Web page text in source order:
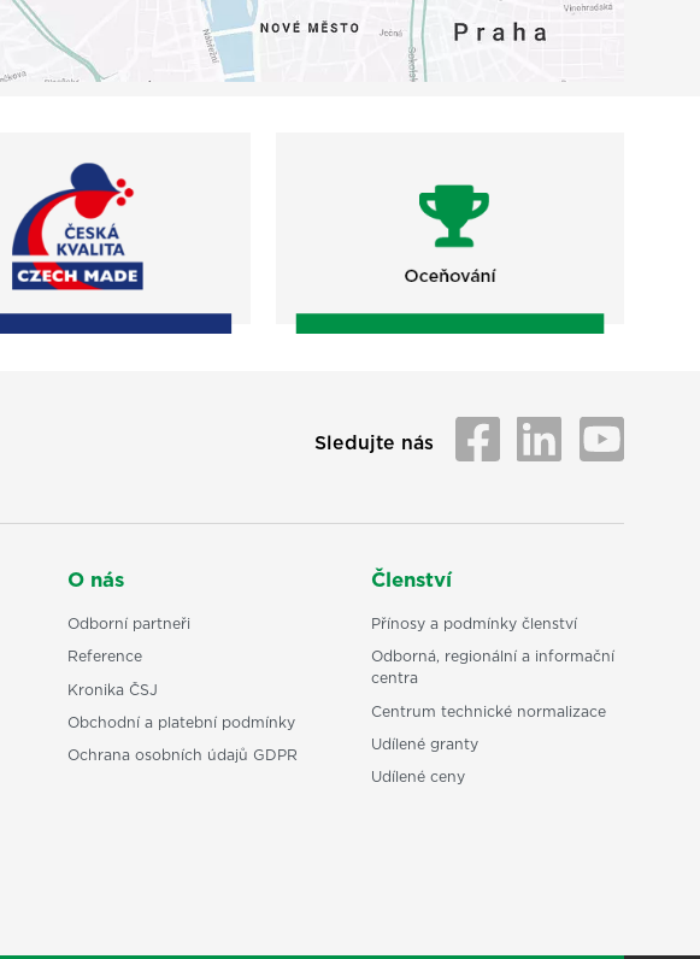
Sledujte nás
O nás
Odborní partneři
Reference
Kronika ČSJ
Obchodní a platební podmínky
Ochrana osobních údajů GDPR
Členství
Přínosy a podmínky členství
Odborná, regionální a informační
centra
Centrum technické normalizace
Udílené granty
Udílené ceny